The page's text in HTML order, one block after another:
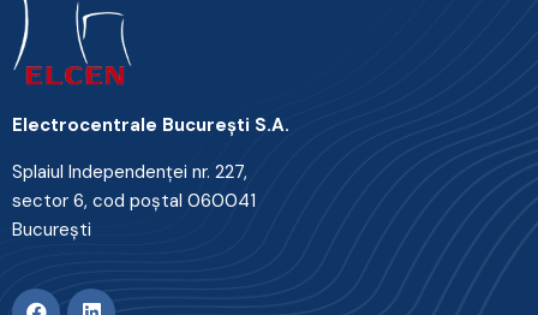
Electrocentrale Bucureşti S.A.
Splaiul Independenţei nr. 227,
sector 6, cod poştal 060041
Bucureşti